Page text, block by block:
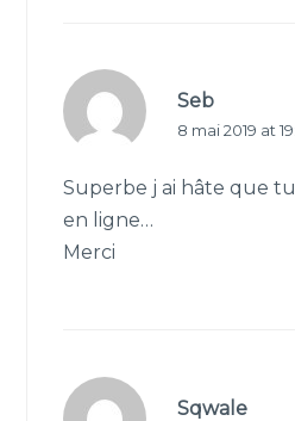
Seb
8 mai 2019 at
Superbe j ai hâte que
en ligne…
Merci
Sqwale